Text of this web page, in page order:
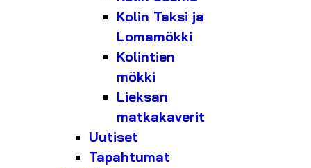
Kolin Taksi ja
Lomamökki
Kolintien
mökki
Lieksan
matkakaverit
Uutiset
Tapahtumat